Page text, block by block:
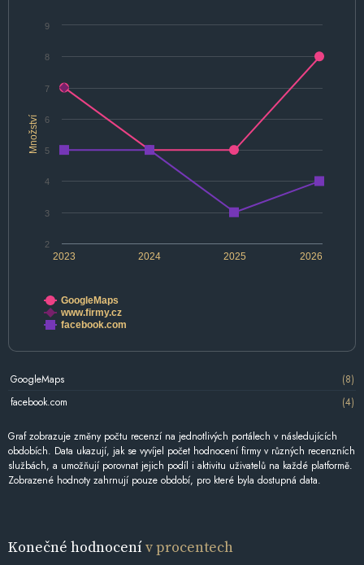
Množství
2024 2026
2023 2025
2
3
4
5
6
7
8
9
GoogleMaps
www.firmy.cz
facebook.com
GoogleMaps
(8)
facebook.com
(4)
Graf zobrazuje změny počtu recenzí na jednotlivých portálech v následujících
obdobích. Data ukazují, jak se vyvíjel počet hodnocení firmy v různých recenzních
službách, a umožňují porovnat jejich podíl i aktivitu uživatelů na každé platformě.
Zobrazené hodnoty zahrnují pouze období, pro které byla dostupná data.
Konečné hodnocenív procentech